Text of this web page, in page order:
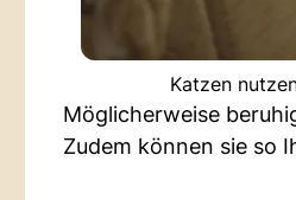
Katzen
Möglicherweise
Zudem können sie so